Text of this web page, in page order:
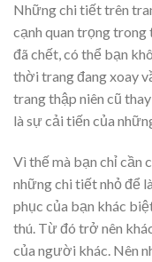
Những chi tiết trên
cạnh quan trọng
đã chết, có thể bạn
thời trang đang xoay
trang thập niên cũ
là sự cải tiến của
Vì thế mà bạn chỉ cần
những chi tiết nhỏ để
phục của bạn khác
thú. Từ đó trở nên
của người khác. Nên